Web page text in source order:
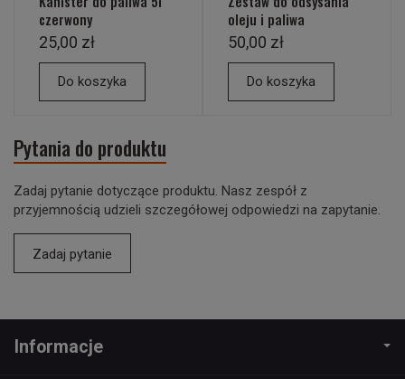
czerwony
25,00 zł
Do koszyka
oleju i paliwa
50,00 zł
Do koszyka
Pytania do produktu
Zadaj pytanie dotyczące produktu. Nasz zespół z
przyjemnością udzieli szczegółowej odpowiedzi na zapytanie.
Zadaj pytanie
Informacje